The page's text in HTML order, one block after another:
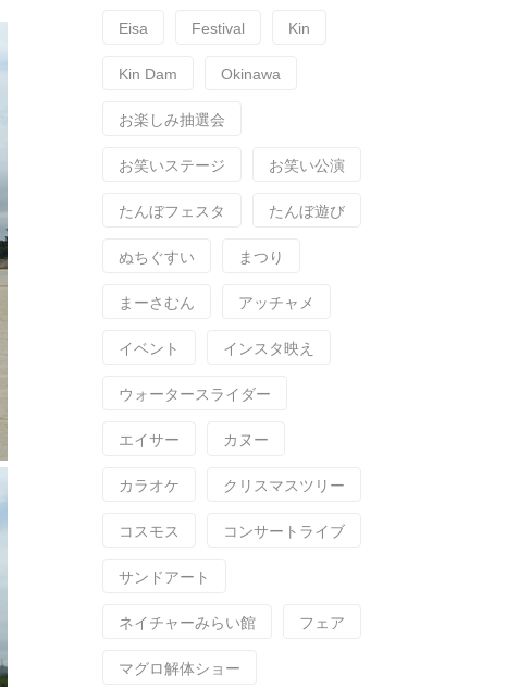
Eisa Festival Kin
Kin Dam Okinawa
お楽しみ抽選会
お笑いステージ お笑い公演
たんぼフェスタ たんぼ遊び
ぬちぐすい まつり
まーさむん アッチャメ
イベント インスタ映え
ウォータースライダー
エイサー カヌー
カラオケ クリスマスツリー
コスモス コンサートライブ
サンドアート
ネイチャーみらい館 フェア
マグロ解体ショー